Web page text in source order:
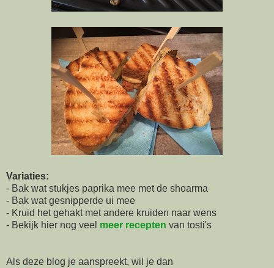
Variaties:
- Bak wat stukjes paprika mee met de shoarma
- Bak wat gesnipperde ui mee
- Kruid het gehakt met andere kruiden naar wens
- Bekijk hier nog veel meer recepten van tosti's
Als deze blog je aanspreekt, wil je dan